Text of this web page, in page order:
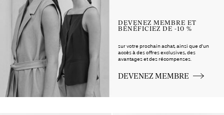
DEVENEZ MEMBRE ET
BÉNÉFICIEZ DE -10 %
sur votre prochain achat, ainsi que d'un
accès à des offres exclusives, des
avantages et des récompenses.
DEVENEZ MEMBRE